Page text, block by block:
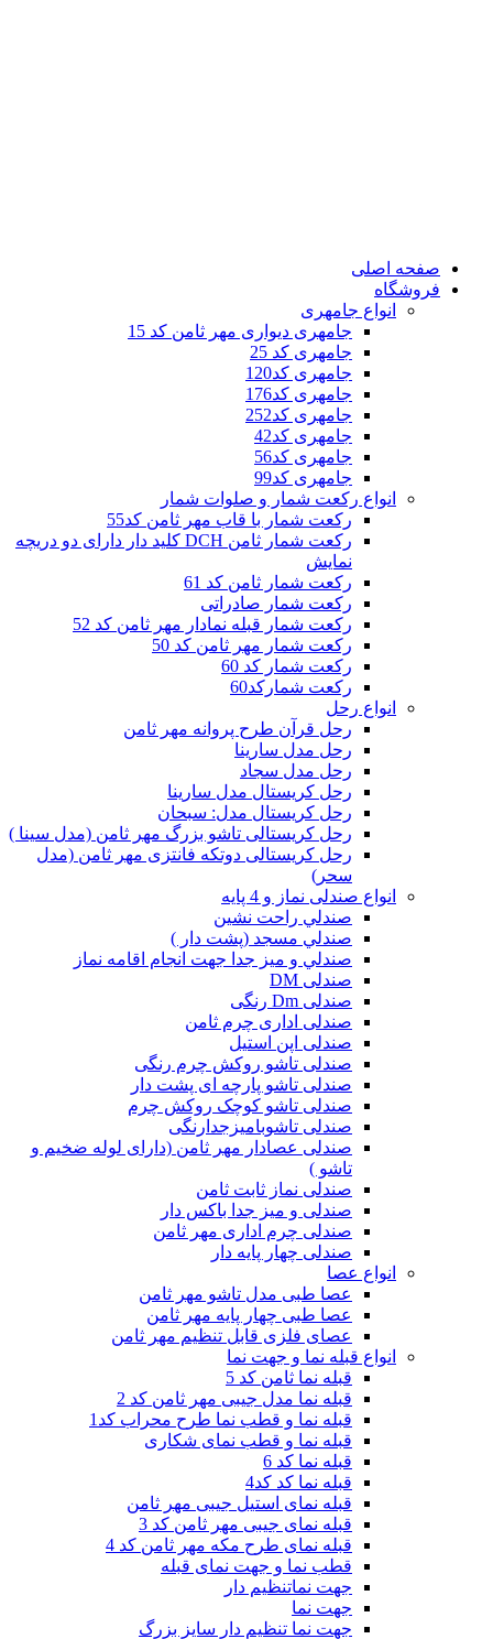
صفحه اصلی
فروشگاه
انواع جامهری
جامهری دیواری مهر ثامن کد 15
جامهری کد 25
جامهری کد120
جامهری کد176
جامهری کد252
جامهری کد42
جامهری کد56
جامهری کد99
انواع رکعت شمار و صلوات شمار
رکعت شمار با قاب مهر ثامن کد55
رکعت شمار ثامن DCH کلید دار دارای دو دریچه
نمایش
رکعت شمار ثامن کد 61
رکعت شمار صادراتی
رکعت شمار قبله نمادار مهر ثامن کد 52
رکعت شمار مهر ثامن کد 50
رکعت شمار کد 60
رکعت شمارکد60
انواع رحل
رحل قرآن طرح پروانه مهر ثامن
رحل مدل سارینا
رحل مدل سجاد
رحل کریستال مدل سارینا
رحل کریستال مدل: سبحان
رحل کریستالی تاشو بزرگ مهر ثامن (مدل سینا )
رحل کریستالی دوتکه فانتزی مهر ثامن (مدل
سحر)
انواع صندلی نماز و 4 پایه
صندلي راحت نشين
صندلي مسجد (پشت دار )
صندلي و ميز جدا جهت انجام اقامه نماز
صندلی DM
صندلی Dm رنگی
صندلی اداری چرم ثامن
صندلی اپن استیل
صندلی تاشو روکش چرم رنگی
صندلی تاشو پارچه ای پشت دار
صندلی تاشو کوچک روکش چرم
صندلی تاشوبامیزجدارنگی
صندلی عصادار مهر ثامن (دارای لوله ضخیم و
تاشو )
صندلی نماز ثابت ثامن
صندلی و میز جدا باکس دار
صندلی چرم اداری مهر ثامن
صندلی چهار پایه دار
انواع عصا
عصا طبی مدل تاشو مهر ثامن
عصا طبی چهار پایه مهر ثامن
عصای فلزی قابل تنظیم مهر ثامن
انواع قبله نما و جهت نما
قبله نما ثامن کد 5
قبله نما مدل جیبی مهر ثامن کد 2
قبله نما و قطب نما طرح محراب کد1
قبله نما و قطب نمای شکاری
قبله نما کد 6
قبله نما کد کد4
قبله نمای استیل جیبی مهر ثامن
قبله نمای جیبی مهر ثامن کد 3
قبله نمای طرح مکه مهر ثامن کد 4
قطب نما و جهت نمای قبله
جهت نماتنظیم دار
جهت نما
جهت نما تنظیم دار سایز بزرگ